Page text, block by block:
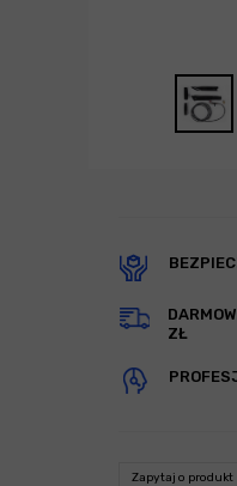
ZŁ
Zapytaj o produkt